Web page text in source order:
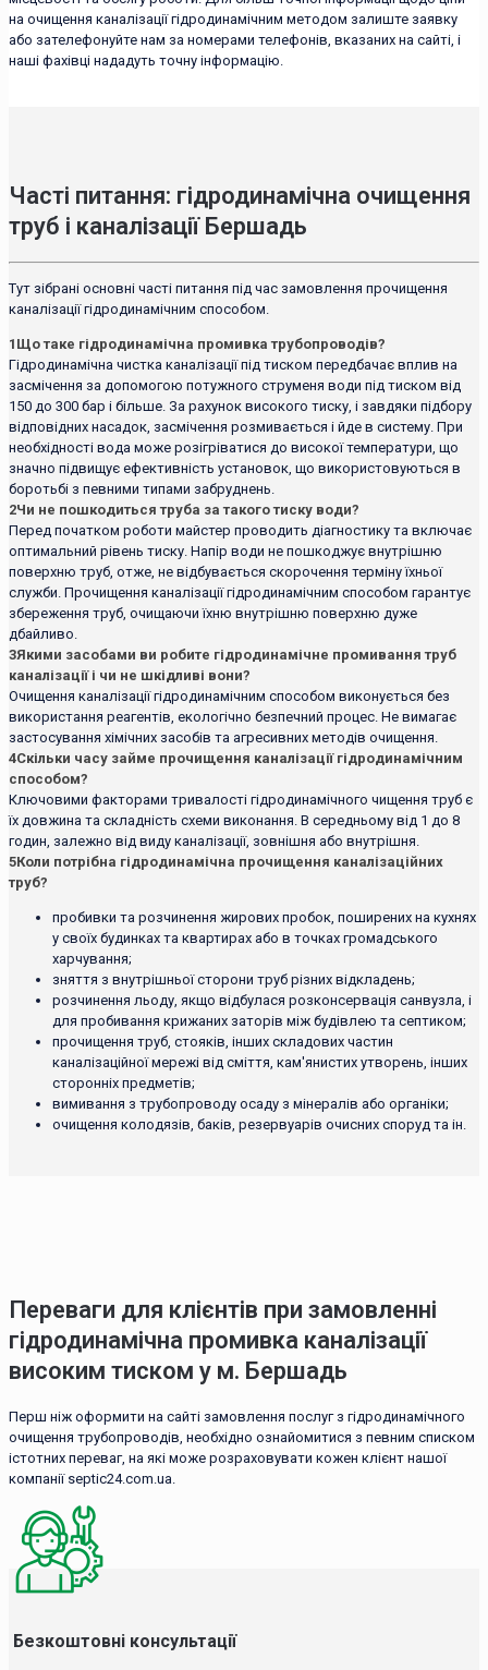
на очищення каналізації гідродинамічним методом залиште заявку
або зателефонуйте нам за номерами телефонів, вказаних на сайті, і
наші фахівці нададуть точну інформацію.
Часті питання: гідродинамічна очищення
труб і каналізації Бершадь
Тут зібрані основні часті питання під час замовлення прочищення
каналізації гідродинамічним способом.
1 Що таке гідродинамічна промивка трубопроводів?
Гідродинамічна чистка каналізації під тиском передбачає вплив на
засмічення за допомогою потужного струменя води під тиском від
150 до 300 бар і більше. За рахунок високого тиску, і завдяки підбору
відповідних насадок, засмічення розмивається і йде в систему. При
необхідності вода може розігріватися до високої температури, що
значно підвищує ефективність установок, що використовуються в
боротьбі з певними типами забруднень.
2Чи не пошкодиться труба за такого тиску води?
Перед початком роботи майстер проводить діагностику та включає
оптимальний рівень тиску. Напір води не пошкоджує внутрішню
поверхню труб, отже, не відбувається скорочення терміну їхньої
служби. Прочищення каналізації гідродинамічним способом гарантує
збереження труб, очищаючи їхню внутрішню поверхню дуже
дбайливо.
3Якими засобами ви робите гідродинамічне промивання труб
каналізації і чи не шкідливі вони?
Очищення каналізації гідродинамічним способом виконується без
використання реагентів, екологічно безпечний процес. Не вимагає
застосування хімічних засобів та агресивних методів очищення.
4Скільки часу займе прочищення каналізації гідродинамічним
способом?
Ключовими факторами тривалості гідродинамічного чищення труб є
їх довжина та складність схеми виконання. В середньому від 1 до 8
годин, залежно від виду каналізації, зовнішня або внутрішня.
5Коли потрібна гідродинамічна прочищення каналізаційних
труб?
пробивки та розчинення жирових пробок, поширених на кухнях
у своїх будинках та квартирах або в точках громадського
харчування;
зняття з внутрішньої сторони труб різних відкладень;
розчинення льоду, якщо відбулася розконсервація санвузла, і
для пробивання крижаних заторів між будівлею та септиком;
прочищення труб, стояків, інших складових частин
каналізаційної мережі від сміття, кам'янистих утворень, інших
сторонніх предметів;
вимивання з трубопроводу осаду з мінералів або органіки;
очищення колодязів, баків, резервуарів очисних споруд та ін.
Переваги для клієнтів при замовленні
гідродинамічна промивка каналізації
високим тиском у м. Бершадь
Перш ніж оформити на сайті замовлення послуг з гідродинамічного
очищення трубопроводів, необхідно ознайомитися з певним списком
істотних переваг, на які може розраховувати кожен клієнт нашої
компанії septic24.com.ua.
Безкоштовні консультації